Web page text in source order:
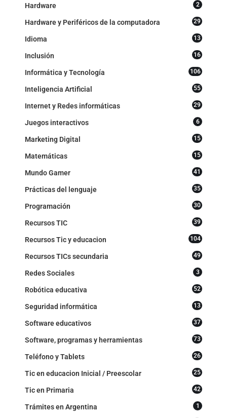
Hardware 2
Hardware y Periféricos de la computadora 29
Idioma 13
Inclusión 16
Informática y Tecnología 106
Inteligencia Artificial 55
Internet y Redes informáticas 29
Juegos interactivos 6
Marketing Digital 15
Matemáticas 15
Mundo Gamer 41
Prácticas del lenguaje 35
Programación 30
Recursos TIC 39
Recursos Tic y educacion 104
Recursos TICs secundaria 49
Redes Sociales 3
Robótica educativa 52
Seguridad informática 13
Software educativos 37
Software, programas y herramientas 73
Teléfono y Tablets 26
Tic en educacion Inicial / Preescolar 25
Tic en Primaria 42
Trámites en Argentina 1